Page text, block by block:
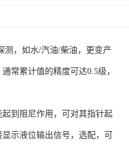
测，如水/汽油/柴油，更变产
常累计值的精度可达0.5级，
到阻尼作用，可对其指针起
示液位输出信号，选配，可